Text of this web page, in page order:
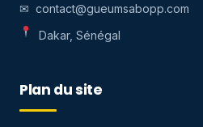
✉ contact@gueumsabopp.com
Dakar, Sénégal
Plan du site